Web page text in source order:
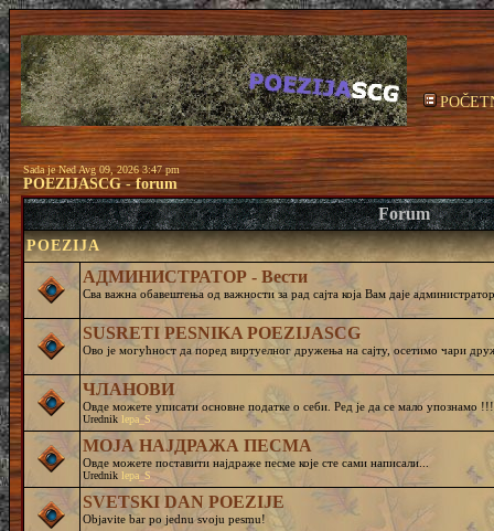
Sada je Ned Avg 09, 2026 3:47 pm
POEZIJASCG - forum
Forum
POEZIJA
АДМИНИСТРАТОР - Вести
Сва важна обавештења од важности за рад сајта која Вам даје
SUSRETI PESNIKA POEZIJASCG
Ово је могућност да поред виртуелног дружења на сајту, осетимо
ЧЛАНОВИ
Овде можете уписати основне податке о себи. Ред је да се мало упознамо !!!
Urednik lepa_S
МОЈА НАЈДРАЖА ПЕСМА
Овде можете поставити најдраже песме које сте сами написали...
Urednik lepa_S
SVETSKI DAN POEZIJE
Objavite bar po jednu svoju pesmu!